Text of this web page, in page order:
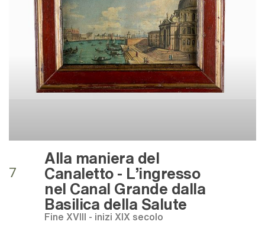
7
Alla maniera del
Canaletto - L'ingresso
nel Canal Grande dalla
Basilica della Salute
fine XVIII - inizi XIX secolo